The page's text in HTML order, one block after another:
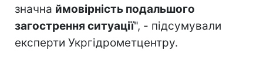
значна ймовірність подальшого
загострення ситуації", - підсумували
експерти Укргідрометцентру.